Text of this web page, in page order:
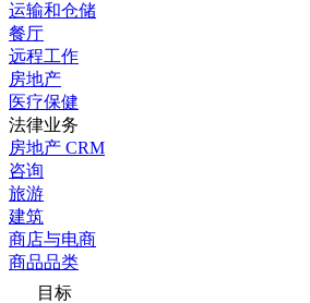
运输和仓储
餐厅
远程工作
房地产
医疗保健
法律业务
房地产 CRM
咨询
旅游
建筑
商店与电商
商品品类
目标